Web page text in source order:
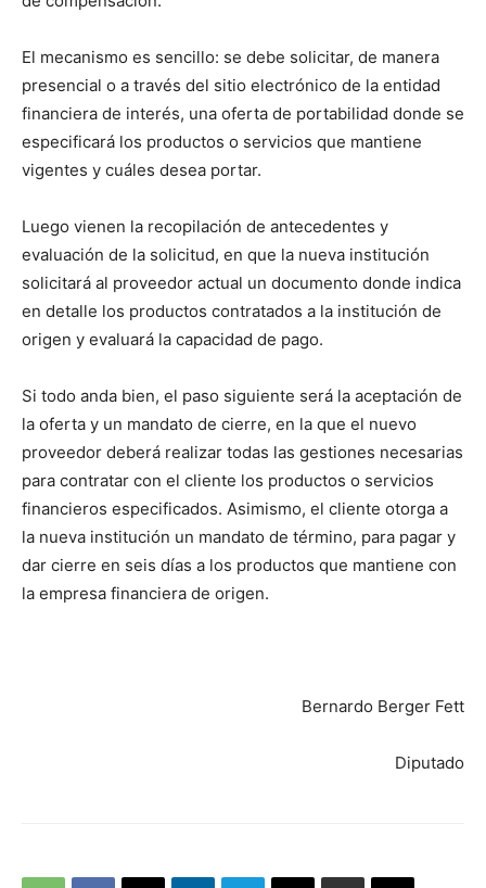
El mecanismo es sencillo: se debe solicitar, de manera
presencial o a través del sitio electrónico de la entidad
financiera de interés, una oferta de portabilidad donde se
especificará los productos o servicios que mantiene
vigentes y cuáles desea portar.
Luego vienen la recopilación de antecedentes y
evaluación de la solicitud, en que la nueva institución
solicitará al proveedor actual un documento donde indica
en detalle los productos contratados a la institución de
origen y evaluará la capacidad de pago.
Si todo anda bien, el paso siguiente será la aceptación de
la oferta y un mandato de cierre, en la que el nuevo
proveedor deberá realizar todas las gestiones necesarias
para contratar con el cliente los productos o servicios
financieros especificados. Asimismo, el cliente otorga a
la nueva institución un mandato de término, para pagar y
dar cierre en seis días a los productos que mantiene con
la empresa financiera de origen.
Bernardo Berger Fett
Diputado